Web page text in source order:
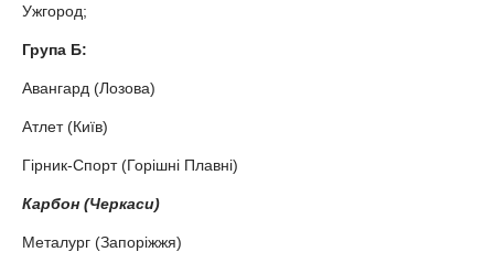
Ужгород;
Група Б:
Авангард (Лозова)
Атлет (Київ)
Гірник-Спорт (Горішні Плавні)
Карбон (Черкаси)
Металург (Запоріжжя)